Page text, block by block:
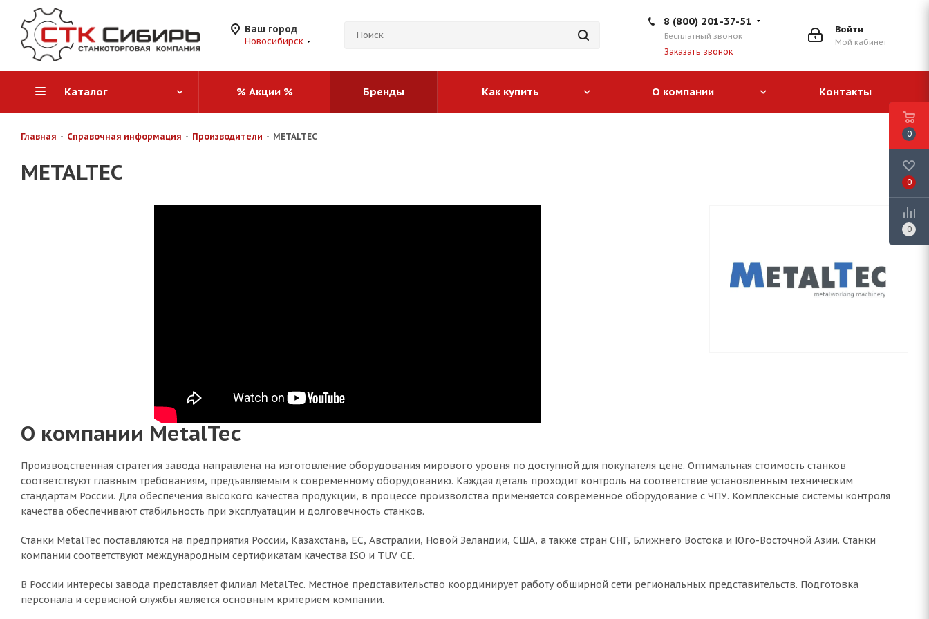
Ваш город
Новосибирск
Войти
Мой кабинет
8 (800) 201-37-51
Бесплатный звонок
Заказать звонок
Каталог % Акции % Бренды Как купить О компании Контакты
Главная - Справочная информация - Производители - METALTEC
METALTEC
О компании MetalTec
Производственная стратегия завода направлена на изготовление оборудования мирового уровня по доступной для покупателя цене. Оптимальная стоимость станков
соответствуют главным требованиям, предъявляемым к современному оборудованию. Каждая деталь проходит контроль на соответствие установленным техническим
стандартам России. Для обеспечения высокого качества продукции, в процессе производства применяется современное оборудование с ЧПУ. Комплексные системы контроля
качества обеспечивают стабильность при эксплуатации и долговечность станков.
Станки MetalTec поставляются на предприятия России, Казахстана, ЕС, Австралии, Новой Зеландии, США, а также стран СНГ, Ближнего Востока и Юго-Восточной Азии. Станки
компании соответствуют международным сертификатам качества ISO и TUV CE.
В России интересы завода представляет филиал MetalTec. Местное представительство координирует работу обширной сети региональных представительств. Подготовка
персонала и сервисной службы является основным критерием компании.
0
0
0